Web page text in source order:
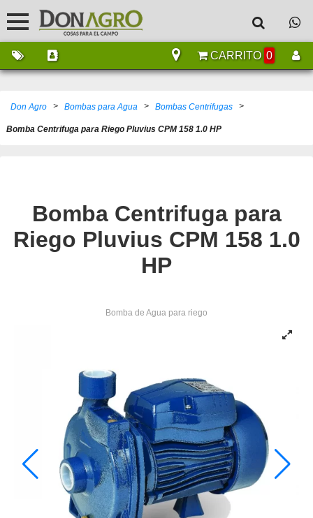
CARRITO 0
Don Agro > Bombas para Agua > Bombas Centrifugas >
Bomba Centrifuga para Riego Pluvius CPM 158 1.0 HP
Bomba Centrifuga para
Riego Pluvius CPM 158 1.0
HP
Bomba de Agua para riego